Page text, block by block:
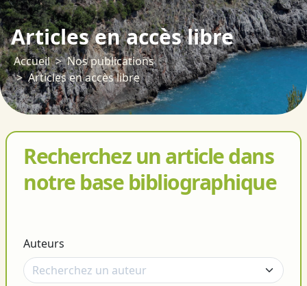
Articles en accès libre
Accueil
Nos publications
Articles en accès libre
Recherchez un article dans
notre base bibliographique
Auteurs